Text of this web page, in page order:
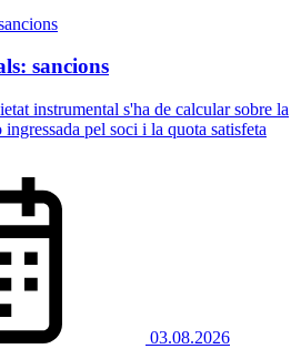
sancions
instrumental s'ha de calcular sobre la
pel soci i la quota satisfeta
03.08.2026